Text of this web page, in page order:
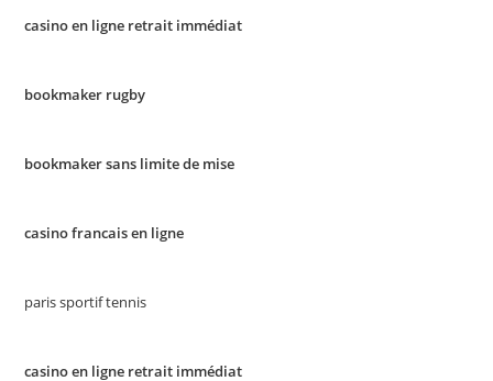
casino en ligne retrait immédiat
bookmaker rugby
bookmaker sans limite de mise
casino francais en ligne
paris sportif tennis
casino en ligne retrait immédiat